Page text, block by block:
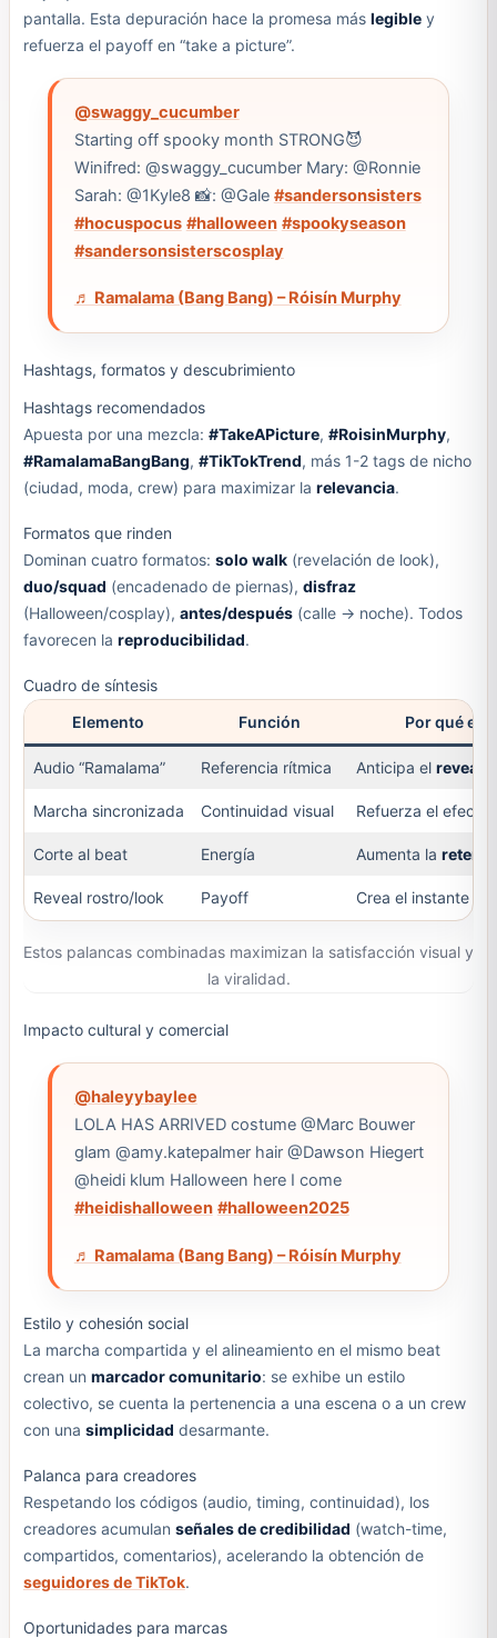
pantalla. Esta depuración hace la promesa más legibley
refuerza el payoff en “take a picture”.
@swaggy_cucumber
Starting off spooky month STRONG😈
Winifred: @swaggy_cucumber Mary: @Ronnie
Sarah: @1Kyle8 📸: @Gale #sandersonsisters
#hocuspocus #halloween #spookyseason
#sandersonsisterscosplay
♬ Ramalama (Bang Bang) – Róisín Murphy
Hashtags, formatos y descubrimiento
Hashtags recomendados
Apuesta por una mezcla: #TakeAPicture, #RoisinMurphy,
#RamalamaBangBang, #TikTokTrend, más 1-2 tags de nicho
(ciudad, moda, crew) para maximizar la relevancia.
Formatos que rinden
Dominan cuatro formatos: solo walk(revelación de look),
duo/squad (encadenado de piernas), disfraz
(Halloween/cosplay), antes/después(calle → noche). Todos
favorecen la reproducibilidad.
Cuadro de síntesis
Elemento
Función Por qué es
Audio “Ramalama” Referencia rítmica Anticipa el reveal
Marcha sincronizada Continuidad visual Refuerza el efecto
Corte al beat Energía Aumenta la
Reveal rostro/look Payoff Crea el instante
Estos palancas combinadas maximizan la satisfacción visual y
la viralidad.
Impacto cultural y comercial
@haleyybaylee
LOLA HAS ARRIVED costume @Marc Bouwer
glam @amy.katepalmer hair @Dawson Hiegert
@heidi klum Halloween here I come
#heidishalloween #halloween2025
♬ Ramalama (Bang Bang) – Róisín Murphy
Estilo y cohesión social
La marcha compartida y el alineamiento en el mismo beat
crean un marcador comunitario: se exhibe un estilo
colectivo, se cuenta la pertenencia a una escena o a un crew
con una simplicidad desarmante.
Palanca para creadores
Respetando los códigos (audio, timing, continuidad), los
creadores acumulan señales de credibilidad (watch-time,
compartidos, comentarios), acelerando la obtención de
seguidores de TikTok.
Oportunidades para marcas